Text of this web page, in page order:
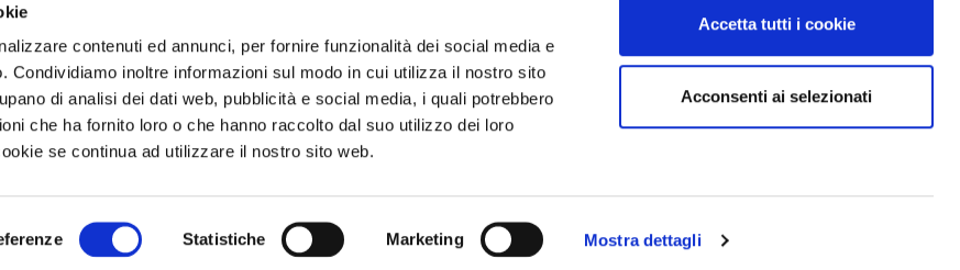
contenuti ed annunci, per fornire funzionalità dei social media e
Condividiamo inoltre informazioni sul modo in cui utilizza il nostro sito
di analisi dei dati web, pubblicità e social media, i quali potrebbero
che ha fornito loro o che hanno raccolto dal suo utilizzo dei loro
se continua ad utilizzare il nostro sito web.
Statistiche Marketing Mostra dettagli
Accetta tutti i cookie
Acconsenti ai selezionati
trasparente Feedback accessibilità Note legali W3C Css Richiesta di assistenza